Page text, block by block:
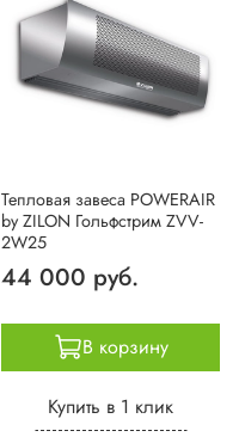
Тепловая завеса POWERAIR
by ZILON Гольфстрим ZVV-
2W25
44 000 руб.
В корзину
Купить в 1 клик